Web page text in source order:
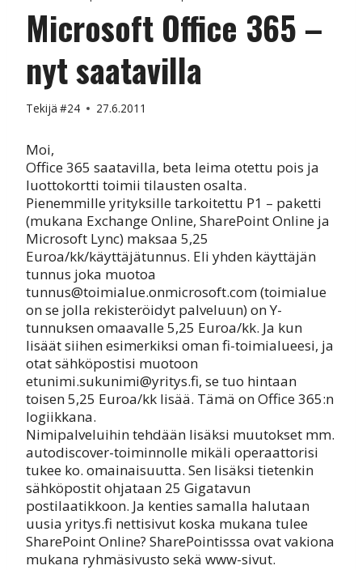
Microsoft Office 365 –
nyt saatavilla
Tekijä #24 27.6.2011
Moi,
Office 365 saatavilla, beta leima otettu pois ja
luottokortti toimii tilausten osalta.
Pienemmille yrityksille tarkoitettu P1 – paketti
(mukana Exchange Online, SharePoint Online ja
Microsoft Lync) maksaa 5,25
Euroa/kk/käyttäjätunnus. Eli yhden käyttäjän
tunnus joka muotoa
tunnus@toimialue.onmicrosoft.com (toimialue
on se jolla rekisteröidyt palveluun) on Y-
tunnuksen omaavalle 5,25 Euroa/kk. Ja kun
lisäät siihen esimerkiksi oman fi-toimialueesi, ja
otat sähköpostisi muotoon
etunimi.sukunimi@yritys.fi, se tuo hintaan
toisen 5,25 Euroa/kk lisää. Tämä on Office 365:n
logiikkana.
Nimipalveluihin tehdään lisäksi muutokset mm.
autodiscover-toiminnolle mikäli operaattorisi
tukee ko. omainaisuutta. Sen lisäksi tietenkin
sähköpostit ohjataan 25 Gigatavun
postilaatikkoon. Ja kenties samalla halutaan
uusia yritys.fi nettisivut koska mukana tulee
SharePoint Online? SharePointisssa ovat vakiona
mukana ryhmäsivusto sekä www-sivut.